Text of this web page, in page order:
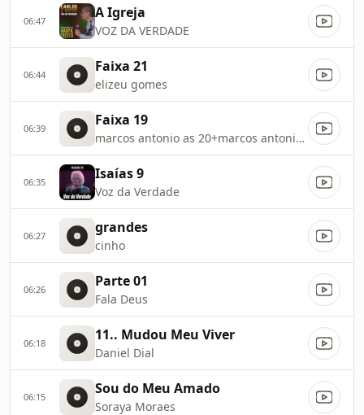
06:47 A Igreja
VOZ DA VERDADE
06:44 Faixa 21
elizeu gomes
06:39 Faixa 19
marcos antonio as 20+marcos antonio as 20+
06:35 Isaías 9
Voz da Verdade
06:27 grandes
cinho
06:26 Parte 01
Fala Deus
06:18 11.. Mudou Meu Viver
Daniel Dial
06:15 Sou do Meu Amado
Soraya Moraes